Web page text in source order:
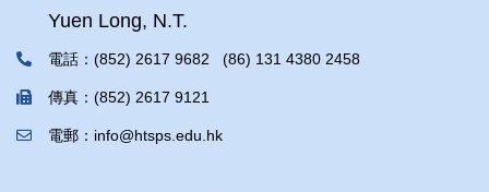
Yuen Long, N.T.
電話：(852) 2617 9682 (86) 131 4380 2458
傳真：(852) 2617 9121
電郵：info@htsps.edu.hk